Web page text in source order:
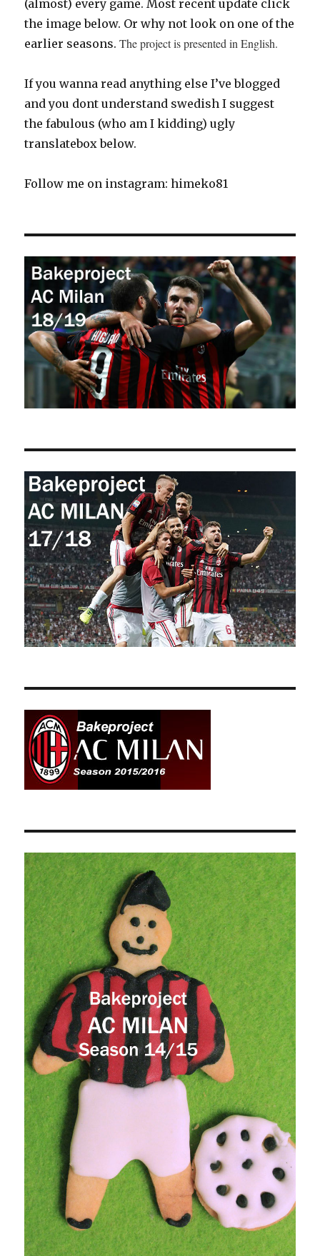
(almost) every game. Most recent update click
the image below. Or why not look on one of the
earlier seasons.The project is presented in English.
If you wanna read anything else I’ve blogged
and you dont understand swedish I suggest
the fabulous (who am I kidding) ugly
translatebox below.
Follow me on instagram: himeko81